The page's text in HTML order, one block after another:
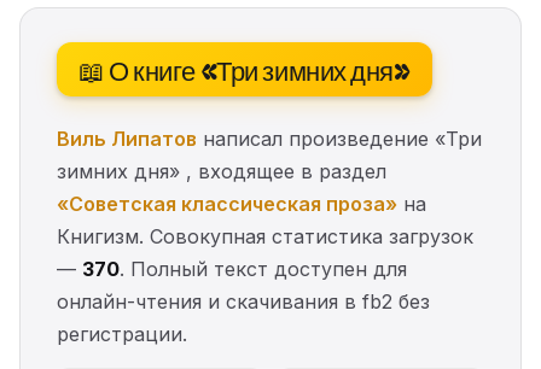
📖 О книге «Три зимних дня»
Виль Липатов написал произведение «Три
зимних дня» , входящее в раздел
«Советская классическая проза» на
Книгизм. Совокупная статистика загрузок
— 370. Полный текст доступен для
онлайн-чтения и скачивания в fb2 без
регистрации.